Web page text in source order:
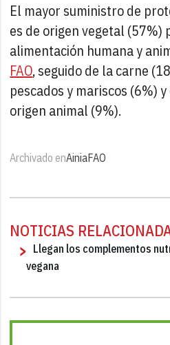
El mayor suministro de
es de origen vegetal (57%)
alimentación humana y
FAO, seguido de la carne
pescados y mariscos (6%)
origen animal (9%).
Archivado enAiniaFAO
NOTICIAS
Llegan los complementos
vegana